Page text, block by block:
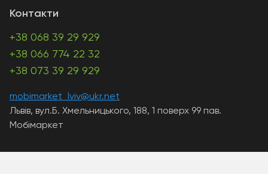
Контакти
+38 068 39 29 929
+38 066 774 22 32
+38 073 39 29 929
mobimarket_lviv@ukr.net
Львів, вул.Б. Хмельницького, 188, 1 поверх 99 пав.
Мобімаркет